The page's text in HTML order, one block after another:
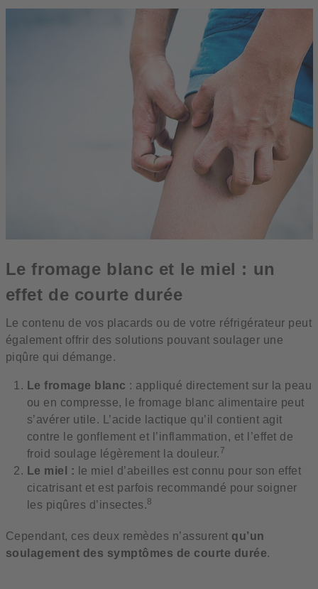
Le fromage blanc et le miel : un
effet de courte durée
Le contenu de vos placards ou de votre réfrigérateur peut
également offrir des solutions pouvant soulager une
piqûre qui démange.
Le fromage blanc : appliqué directement sur la peau
ou en compresse, le fromage blanc alimentaire peut
s’avérer utile. L’acide lactique qu’il contient agit
contre le gonflement et l’inflammation, et l’effet de
froid soulage légèrement la douleur. 7
Le miel : le miel d’abeilles est connu pour son effet
cicatrisant et est parfois recommandé pour soigner
les piqûres d’insectes.8
Cependant, ces deux remèdes n’assurent qu’un
soulagement des symptômes de courte durée.